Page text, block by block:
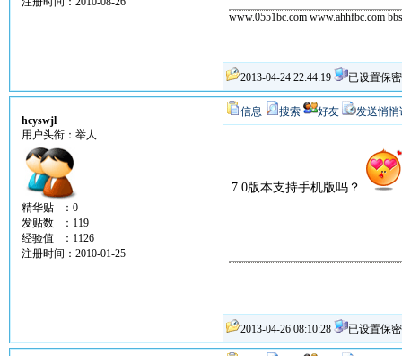
www.0551bc.com www.ahhfbc.com
2013-04-24 22:44:19 已设置保密
hcyswjl
用户头衔：举人
精华贴 ：0
发贴数 ：119
经验值 ：1126
注册时间：2010-01-25
信息 搜索 好友 发送悄悄
7.0版本支持手机版吗？
2013-04-26 08:10:28 已设置保密